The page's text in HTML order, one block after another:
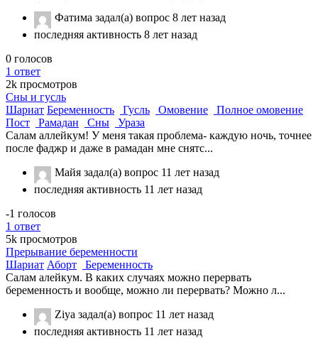
Фатима задал(а) вопрос 8 лет назад
последняя активность 8 лет назад
0 голосов
1 ответ
2k просмотров
Сны и гусль
Шариат Беременность Гусль Омовение
Полное омовение
Пост
Рамадан Сны
Ураза
Салам аллейкум! У меня такая проблема- каждую ночь, точнее
после фаджр и даже в рамадан мне снятс...
Майя задал(а) вопрос 11 лет назад
последняя активность 11 лет назад
-1 голосов
1 ответ
5k просмотров
Прерывание беременности
Шариат Аборт
Беременность
Салам алейкум. В каких случаях можно перервать
беременность и вообще, можно ли перервать? Можно л...
Ziya задал(а) вопрос 11 лет назад
последняя активность 11 лет назад